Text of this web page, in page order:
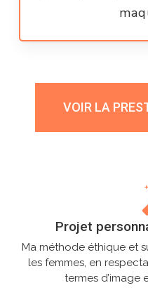
VOIR LA
Projet
Ma méthode éthique et
les femmes, en
termes d’image